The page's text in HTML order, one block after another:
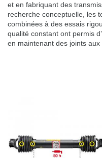
et en fabriquant des
recherche conceptuelle, les
combinées à des essais
qualité constant ont permis
en maintenant des joints